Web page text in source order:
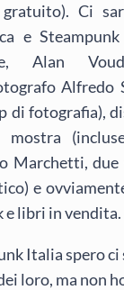
gratuito). Ci
e
Alan
Alfredo
di fotografia),
Marchetti,
e
e libri in vendita.
Italia spero ci
loro, ma non